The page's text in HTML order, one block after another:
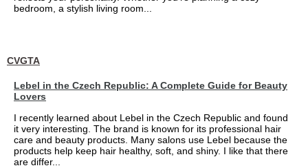
bedroom, a stylish living room...
CVGTA
Lebel in the Czech Republic: A Complete Guide for Beauty
Lovers
I recently learned about Lebel in the Czech Republic and found
it very interesting. The brand is known for its professional hair
care and beauty products. Many salons use Lebel because the
products help keep hair healthy, soft, and shiny. I like that there
are differ...